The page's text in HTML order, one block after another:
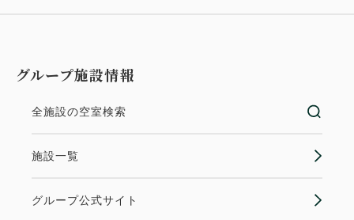
グループ施設情報
全施設の空室検索
施設一覧
グループ公式サイト